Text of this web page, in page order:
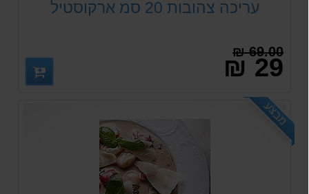
עריכה צהובות 20 סמ ארקוסטיל
69.00 ₪
29 ₪
מבצע